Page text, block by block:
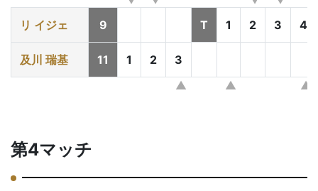
リ イジェ 9 T 1 2 3 4
及川 瑞基 11 1 2 3
第4マッチ